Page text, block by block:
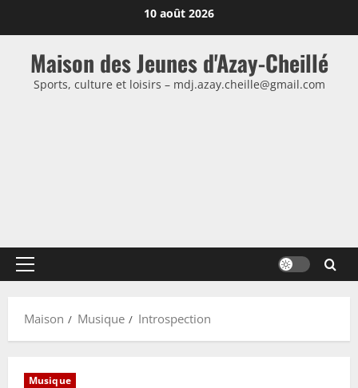
au
contenu
10 août 2026
Maison des Jeunes d'Azay-Cheillé
Sports, culture et loisirs – mdj.azay.cheille@gmail.com
Menu
Maison
Musique Introspection
Musique